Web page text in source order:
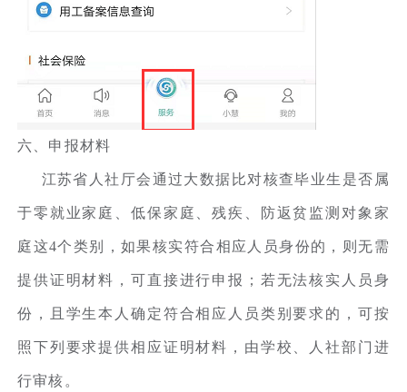
六、申报材料
江苏省人社厅会通过大数据比对核查毕业生是否属
于零就业家庭、低保家庭、残疾、防返贫监测对象家
庭这4个类别，如果核实符合相应人员身份的，则无需
提供证明材料，可直接进行申报；若无法核实人员身
份，且学生本人确定符合相应人员类别要求的，可按
照下列要求提供相应证明材料，由学校、人社部门进
行审核。